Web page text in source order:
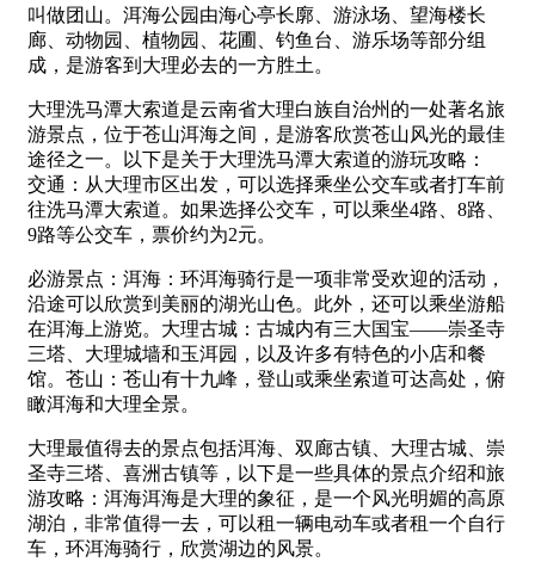
叫做团山。洱海公园由海心亭长廓、游泳场、望海楼长
廊、动物园、植物园、花圃、钓鱼台、游乐场等部分组
成，是游客到大理必去的一方胜土。
大理洗马潭大索道是云南省大理白族自治州的一处著名旅
游景点，位于苍山洱海之间，是游客欣赏苍山风光的最佳
途径之一。以下是关于大理洗马潭大索道的游玩攻略：
交通：从大理市区出发，可以选择乘坐公交车或者打车前
往洗马潭大索道。如果选择公交车，可以乘坐4路、8路、
9路等公交车，票价约为2元。
必游景点：洱海：环洱海骑行是一项非常受欢迎的活动，
沿途可以欣赏到美丽的湖光山色。此外，还可以乘坐游船
在洱海上游览。大理古城：古城内有三大国宝——崇圣寺
三塔、大理城墙和玉洱园，以及许多有特色的小店和餐
馆。苍山：苍山有十九峰，登山或乘坐索道可达高处，俯
瞰洱海和大理全景。
大理最值得去的景点包括洱海、双廊古镇、大理古城、崇
圣寺三塔、喜洲古镇等，以下是一些具体的景点介绍和旅
游攻略：洱海洱海是大理的象征，是一个风光明媚的高原
湖泊，非常值得一去，可以租一辆电动车或者租一个自行
车，环洱海骑行，欣赏湖边的风景。